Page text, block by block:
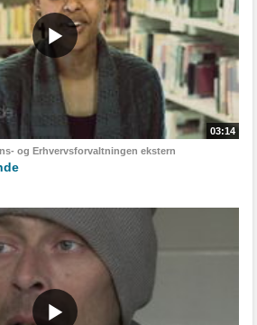
03:14
og Erhvervsforvaltningen ekstern